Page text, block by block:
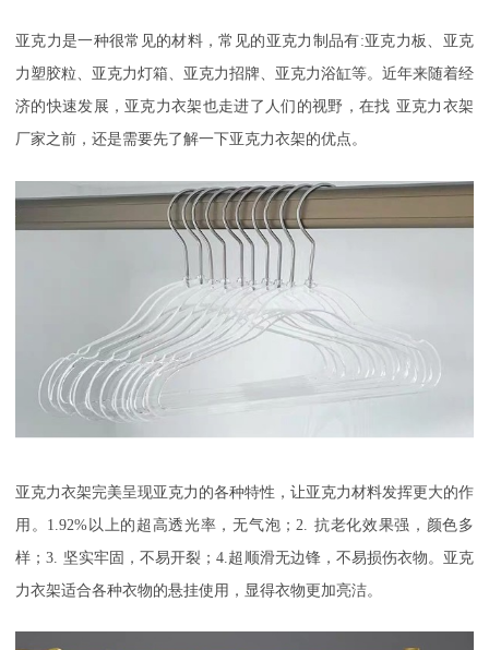
亚克力是一种很常见的材料，常见的亚克力制品有:亚克力板、亚克
力塑胶粒、亚克力灯箱、亚克力招牌、亚克力浴缸等。近年来随着经
济的快速发展，亚克力衣架也走进了人们的视野，在找 亚克力衣架
厂家之前，还是需要先了解一下亚克力衣架的优点。
亚克力衣架完美呈现亚克力的各种特性，让亚克力材料发挥更大的作
用。 1.92% 以上的超高透光率，无气泡； 2.
抗老化效果强，颜色多
样；3. 坚实牢固，不易开裂；4. 超顺滑无边锋，不易损伤衣物。亚克
力衣架适合各种衣物的悬挂使用，显得衣物更加亮洁。